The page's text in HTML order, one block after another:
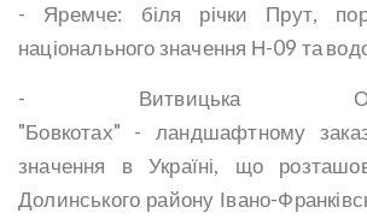
- Яремче: біля річки Прут,
національного значення Н-09 та
- Витвицька
"Бовкотах" - ландшафтному
значення в Україні, що
Долинського району Івано-